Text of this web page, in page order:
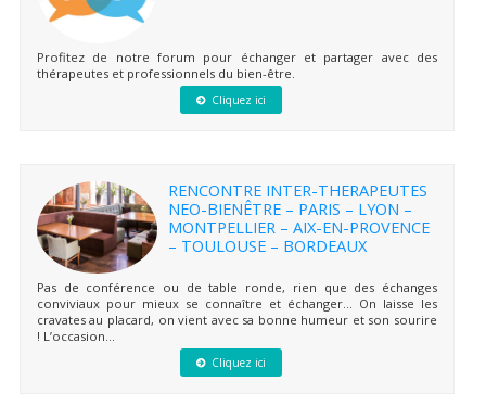
Profitez de notre forum pour échanger et partager avec des
thérapeutes et professionnels du bien-être.
Cliquez ici
RENCONTRE INTER-THERAPEUTES
NEO-BIENÊTRE – PARIS – LYON –
MONTPELLIER – AIX-EN-PROVENCE
– TOULOUSE – BORDEAUX
Pas de conférence ou de table ronde, rien que des échanges
conviviaux pour mieux se connaître et échanger… On laisse les
cravates au placard, on vient avec sa bonne humeur et son sourire
! L’occasion...
Cliquez ici